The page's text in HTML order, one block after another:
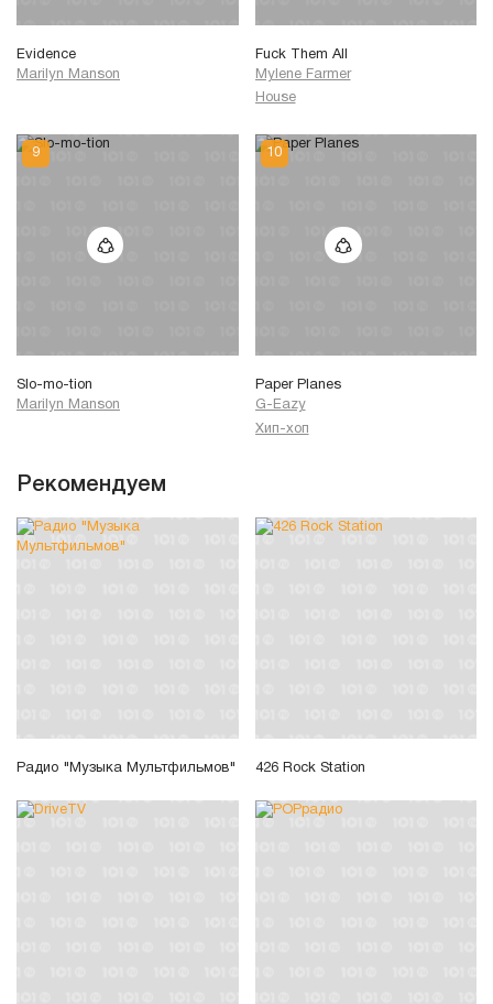
Evidence
Marilyn Manson
Fuck Them All
Mylene Farmer
House
Slo-mo-tion
Marilyn Manson
Paper Planes
G-Eazy
Хип-хоп
Рекомендуем
Радио "Музыка Мультфильмов" 426 Rock Station